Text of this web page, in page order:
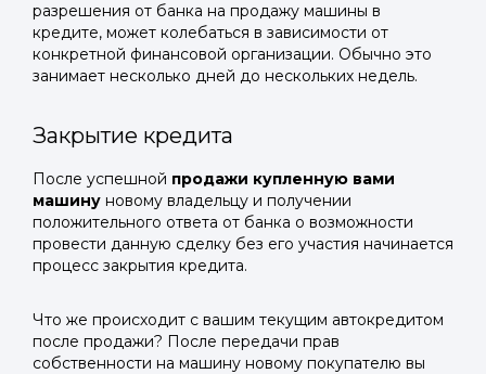
разрешения от банка на продажу машины в
кредите, может колебаться в зависимости от
конкретной финансовой организации. Обычно это
занимает несколько дней до нескольких недель.
Закрытие кредита
После успешной продажи купленную вами
машину новому владельцу и получении
положительного ответа от банка о возможности
провести данную сделку без его участия начинается
процесс закрытия кредита.
Что же происходит с вашим текущим автокредитом
после продажи? После передачи прав
собственности на машину новому покупателю вы